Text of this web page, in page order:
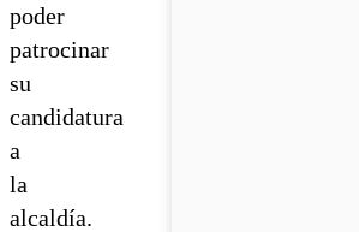
poder
patrocinar
su
candidatura
a
la
alcaldía.